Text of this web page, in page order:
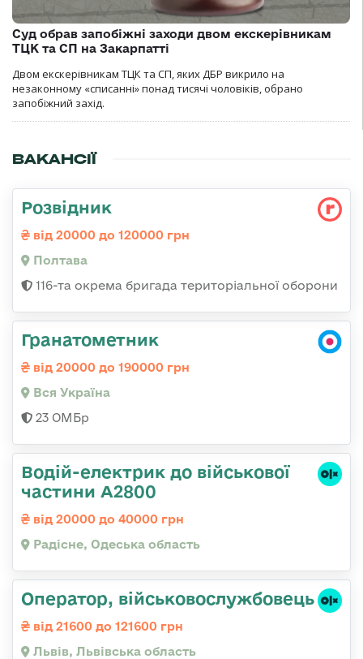
Суд обрав запобіжні заходи двом екскерівникам
ТЦК та СП на Закарпатті
Двом екскерівникам ТЦК та СП, яких ДБР викрило на
незаконному «списанні» понад тисячі чоловіків, обрано
запобіжний захід.
ВАКАНСІЇ
Розвідник
від 20000 до 120000 грн
Полтава
116-та окрема бригада територіальної оборони
Гранатометник
від 20000 до 190000 грн
Вся Україна
23 ОМБр
Водій-електрик до військової
частини А2800
від 20000 до 40000 грн
Радісне, Одеська область
Оператор, військовослужбовець
від 21600 до 121600 грн
Львів, Львівська область